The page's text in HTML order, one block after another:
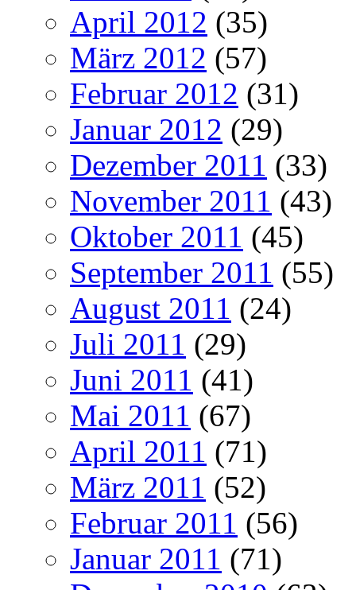
April 2012 (35)
März 2012 (57)
Februar 2012 (31)
Januar 2012 (29)
Dezember 2011 (33)
November 2011 (43)
Oktober 2011 (45)
September 2011 (55)
August 2011 (24)
Juli 2011 (29)
Juni 2011 (41)
Mai 2011 (67)
April 2011 (71)
März 2011 (52)
Februar 2011 (56)
Januar 2011 (71)